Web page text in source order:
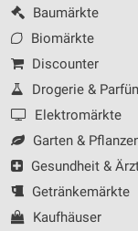
Baumärkte
Biomärkte
Discounter
Drogerie &
Elektromärkte
Garten &
Gesundheit &
Getränkemärkte
Kaufhäuser